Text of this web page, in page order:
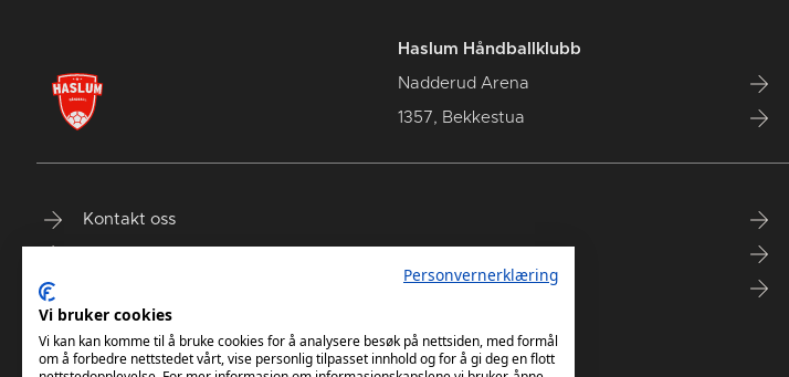
Haslum Håndballklubb
Nadderud Arena
1357, Bekkestua
Kontakt oss
Personvernerklæring
Vi bruker cookies
Vi kan kan komme til å bruke cookies for å analysere besøk på nettsiden, med formål
om å forbedre nettstedet vårt, vise personlig tilpasset innhold og for å gi deg en flott